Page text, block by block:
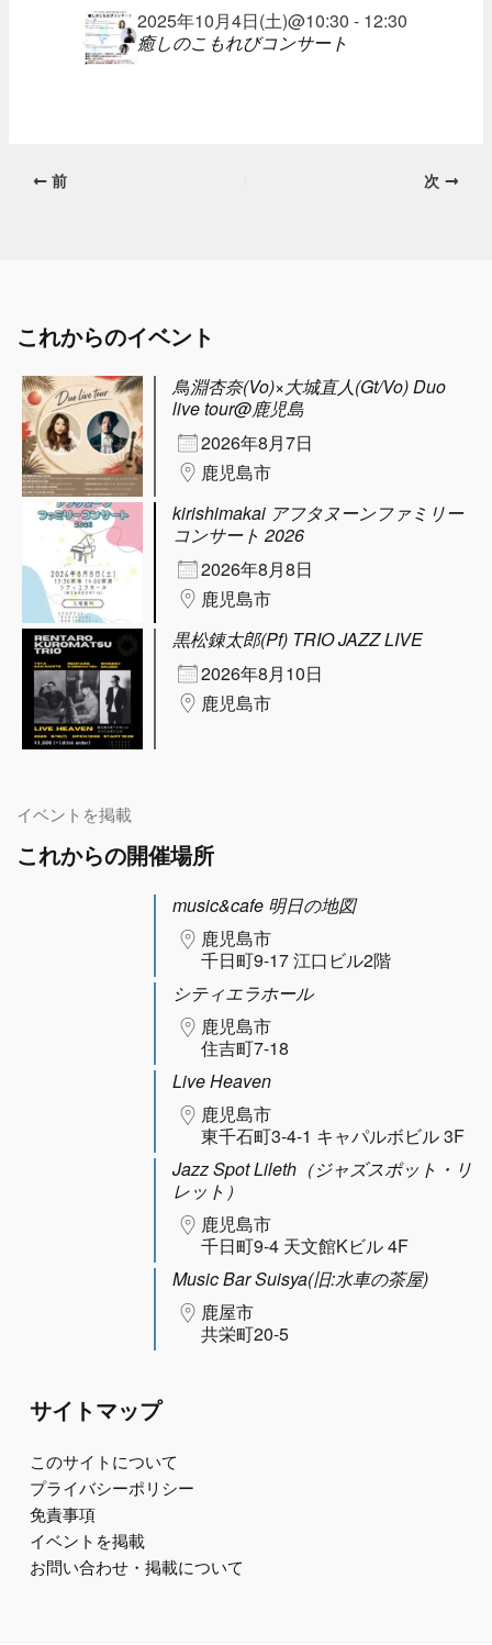
2025年10月4日(土)@10:30 - 12:30
癒しのこもれびコンサート
前 次
これからのイベント
鳥淵杏奈(Vo)×大城直人(Gt/Vo) Duo
live tour@鹿児島
2026年8月7日
鹿児島市
kirishimakai アフタヌーンファミリー
コンサート 2026
2026年8月8日
鹿児島市
黒松錬太郎(Pf) TRIO JAZZ LIVE
2026年8月10日
鹿児島市
イベントを掲載
これからの開催場所
music&cafe 明日の地図
鹿児島市
千日町9-17 江口ビル2階
シティエラホール
鹿児島市
住吉町7-18
Live Heaven
鹿児島市
東千石町3-4-1 キャパルボビル 3F
Jazz Spot Lileth（ジャズスポット・リ
レット）
鹿児島市
千日町9-4 天文館Kビル 4F
Music Bar Suisya(旧:水車の茶屋)
鹿屋市
共栄町20-5
サイトマップ
このサイトについて
プライバシーポリシー
免責事項
イベントを掲載
お問い合わせ・掲載について